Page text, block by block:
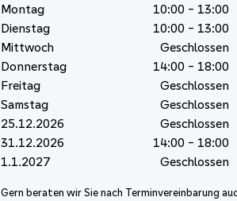
Montag
10:00 - 13:00
Dienstag
10:00 - 13:00
Mittwoch
Geschlossen
Donnerstag
14:00 - 18:00
Freitag
Geschlossen
Samstag
Geschlossen
25.12.2026
Geschlossen
31.12.2026
14:00 - 18:00
1.1.2027
Geschlossen
Gern beraten wir Sie nach Terminvereinbarung